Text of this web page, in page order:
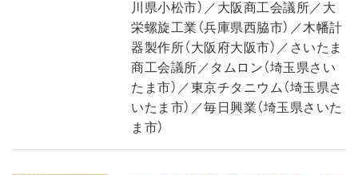
川県小松市）／大阪商工会議所／大
栄螺旋工業（兵庫県西脇市）／木幡計
器製作所（大阪府大阪市）／さいたま
商工会議所／タムロン（埼玉県さい
たま市）／東京チタニウム（埼玉県さ
いたま市）／毎日興業（埼玉県さいた
ま市）